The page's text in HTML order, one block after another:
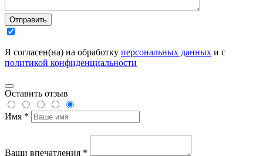
Отправить
Я согласен(на) на обработку персональных данных и с
политикой конфиденциальности
Оставить отзыв
Имя *
Ваши впечатления *